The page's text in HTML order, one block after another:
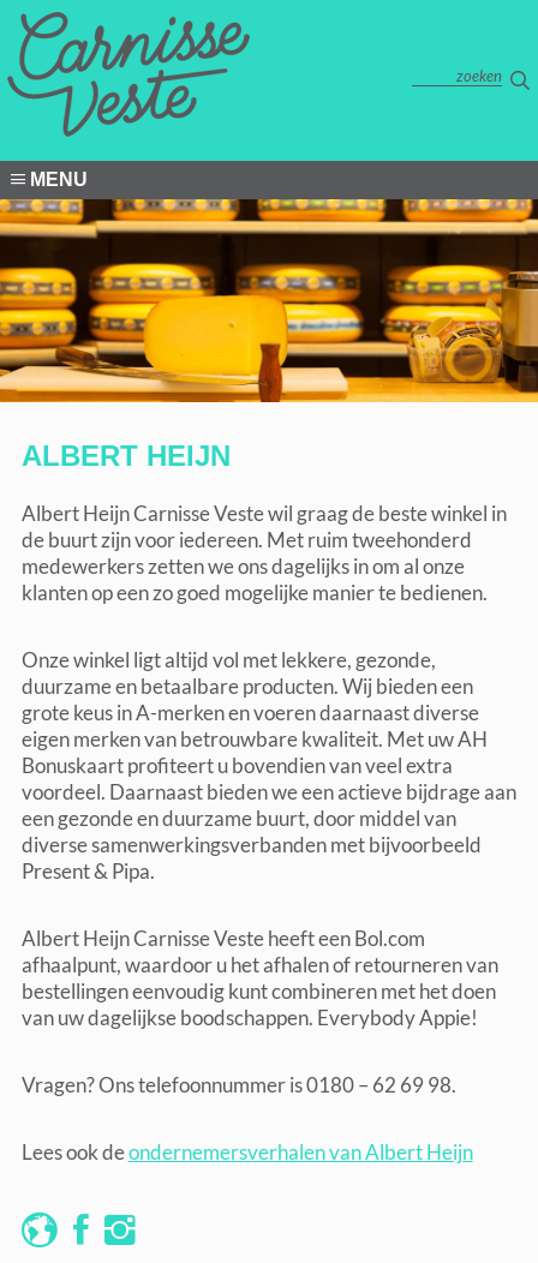
MENU
ALBERT HEIJN
Albert Heijn Carnisse Veste wil graag de beste winkel in
de buurt zijn voor iedereen. Met ruim tweehonderd
medewerkers zetten we ons dagelijks in om al onze
klanten op een zo goed mogelijke manier te bedienen.
Onze winkel ligt altijd vol met lekkere, gezonde,
duurzame en betaalbare producten. Wij bieden een
grote keus in A-merken en voeren daarnaast diverse
eigen merken van betrouwbare kwaliteit. Met uw AH
Bonuskaart profiteert u bovendien van veel extra
voordeel. Daarnaast bieden we een actieve bijdrage aan
een gezonde en duurzame buurt, door middel van
diverse samenwerkingsverbanden met bijvoorbeeld
Present & Pipa.
Albert Heijn Carnisse Veste heeft een Bol.com
afhaalpunt, waardoor u het afhalen of retourneren van
bestellingen eenvoudig kunt combineren met het doen
van uw dagelijkse boodschappen. Everybody Appie!
Vragen? Ons telefoonnummer is 0180 – 62 69 98.
Lees ook deondernemersverhalen van Albert Heijn